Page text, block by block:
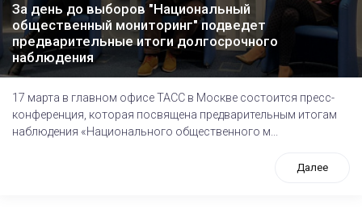
За день до выборов "Национальный
общественный мониторинг" подведет
предварительные итоги долгосрочного
наблюдения
17 марта в главном офисе ТАСС в Москве состоится пресс-
конференция, которая посвящена предварительным итогам
наблюдения «Национального общественного м...
Далее